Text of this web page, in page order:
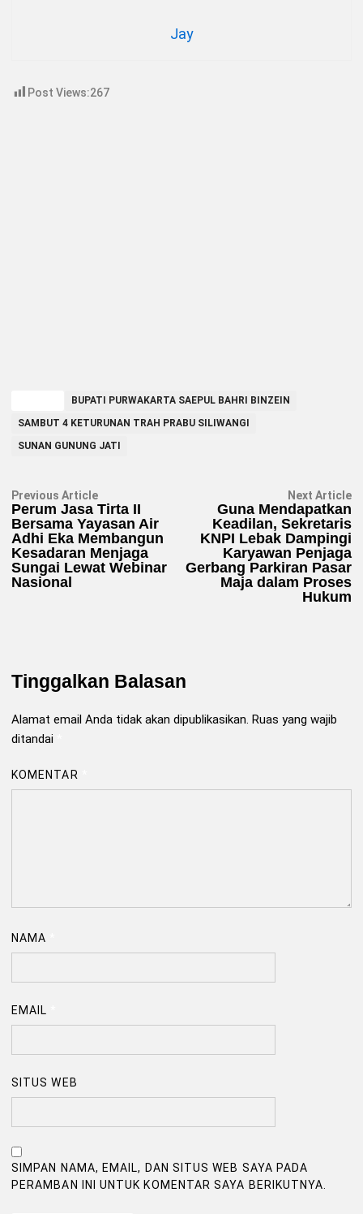
Jay
Post Views:267
BUPATI PURWAKARTA SAEPUL BAHRI BINZEIN
SAMBUT 4 KETURUNAN TRAH PRABU SILIWANGI
SUNAN GUNUNG JATI
Navigasi
pos
Previous ArticlePrevious
article:
Perum Jasa Tirta II
Bersama Yayasan Air
Adhi Eka Membangun
Kesadaran Menjaga
Sungai Lewat Webinar
Nasional
Next Article
Guna Mendapatkan
Keadilan, Sekretaris
KNPI Lebak Dampingi
Karyawan Penjaga
Gerbang Parkiran Pasar
Maja dalam Proses
Hukum
Tinggalkan Balasan
Alamat email Anda tidak akan dipublikasikan. Ruas yang wajib
ditandai
KOMENTAR
NAMA
EMAIL
SITUS WEB
SIMPAN NAMA, EMAIL, DAN SITUS WEB SAYA PADA
PERAMBAN INI UNTUK KOMENTAR SAYA BERIKUTNYA.